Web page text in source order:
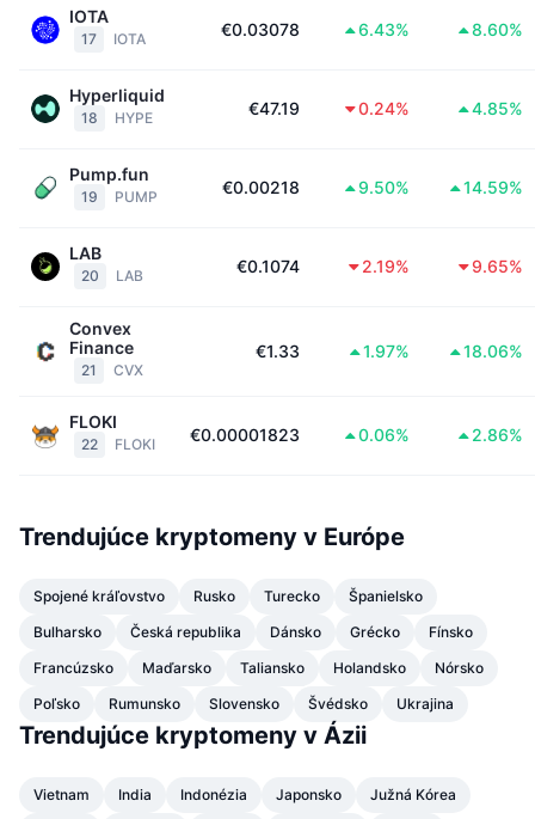
Kalendár ICO
IOTA
17 IOTA €0.03078 6.43% 8.60%
Hyperliquid
18 HYPE €47.19 0.24% 4.85%
Pump.fun
19 PUMP €0.00218 9.50% 14.59%
LAB
20 LAB €0.1074 2.19% 9.65%
Convex
Finance
21 CVX
€1.33 1.97% 18.06%
FLOKI
22 FLOKI €0.00001823 0.06% 2.86%
Trendujúce kryptomeny v Európe
Spojené kráľovstvo Rusko Turecko
Španielsko
Bulharsko
Česká republika Dánsko Grécko
Fínsko
Francúzsko
Maďarsko Taliansko Holandsko
Nórsko
Poľsko
Rumunsko Slovensko Švédsko Ukrajina
Trendujúce kryptomeny v Ázii
Vietnam India Indonézia Japonsko
Južná Kórea